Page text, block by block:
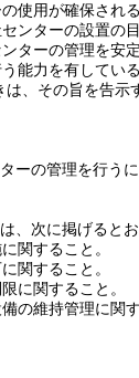
使用が確保される
ンターの設置の
ターの管理を安
能力を有している
、その旨を告示
ーの管理を行う
、次に掲げるとお
関すること。
関すること。
に関すること。
の維持管理に関す